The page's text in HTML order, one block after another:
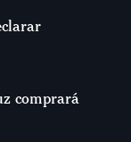
comprará